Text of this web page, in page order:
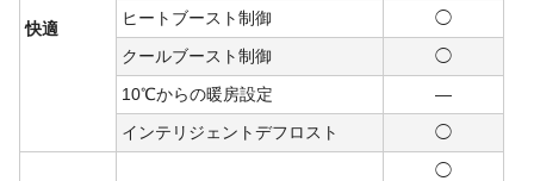
快適
ヒートブースト制御
◯
クールブースト制御
◯
10℃からの暖房設定
―
インテリジェントデフロスト
◯
◯